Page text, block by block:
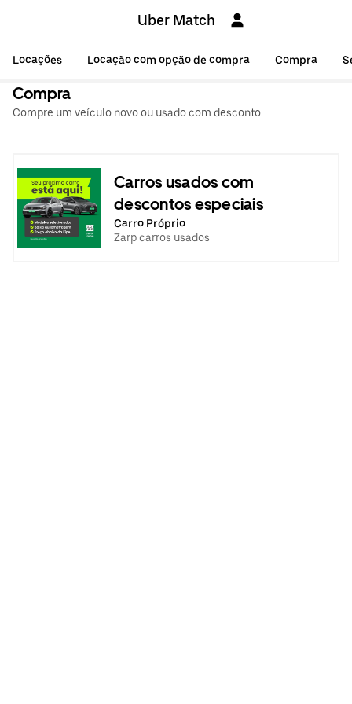
Uber Match
Locações Locação com opção de compra Compra
Compra
Compre um veículo novo ou usado com desconto.
Carros usados com
descontos especiais
Carro Próprio
Zarp carros usados